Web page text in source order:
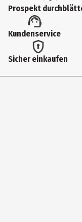
Hersteller
Heinrich Bauer GmbH &
Herstelleradresse
Prospekt
Kundenservice
Sicher einkaufen